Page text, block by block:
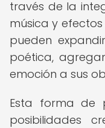
través de la
música y
pueden
poética,
emoción a sus
Esta forma de
posibilidades